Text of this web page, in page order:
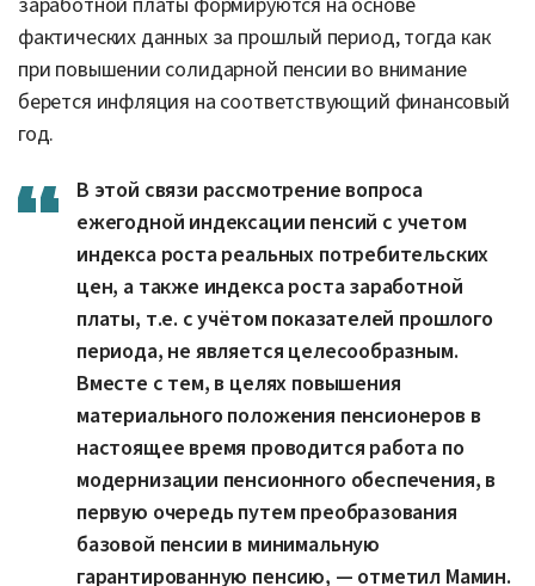
фактических данных за прошлый период, тогда как
при повышении солидарной пенсии во внимание
берется инфляция на соответствующий финансовый
год.
В этой связи рассмотрение вопроса
ежегодной индексации пенсий с учетом
индекса роста реальных потребительских
цен, а также индекса роста заработной
платы, т.е. с учётом показателей прошлого
периода, не является целесообразным.
Вместе с тем, в целях повышения
материального положения пенсионеров в
настоящее время проводится работа по
модернизации пенсионного обеспечения, в
первую очередь путем преобразования
базовой пенсии в минимальную
гарантированную пенсию, — отметил Мамин.